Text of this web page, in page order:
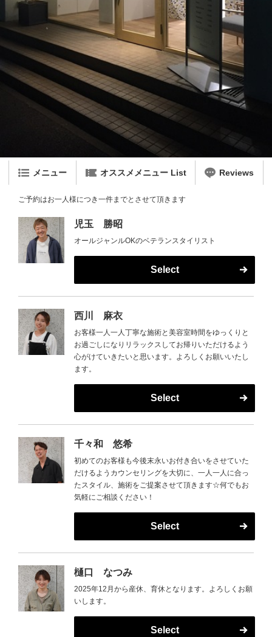
メニュー オススメメニュー List Reviews
ご予約はお一人様につき一件までとさせて頂きます
児玉 勝昭
オールジャンルOKのベテランスタイリスト
Select
西川 麻衣
お客様一人一人丁寧な施術と美容室時間をゆっくりと
お過ごしになりリラックスしてお帰りいただけるよう
心がけていきたいと思います。よろしくお願いいたし
ます。
Select
千々和 悠希
初めてのお客様も今後末永いお付き合いをさせていた
だけるようカウンセリングを大切に、一人一人に合っ
たスタイル、施術をご提案させて頂きます☆何でもお
気軽にご相談ください！
Select
樋口 なつみ
2025年12月から産休、育休となります。よろしくお願
いします。
Select